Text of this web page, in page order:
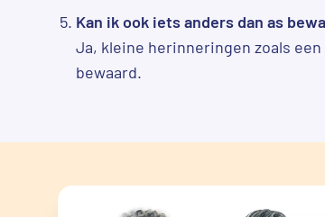
Kan ik ook iets anders dan as
Ja, kleine herinneringen zoals
bewaard.